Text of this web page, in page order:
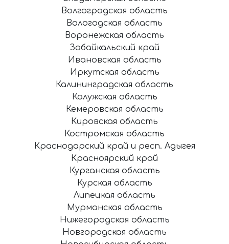
Волгоградская область
Вологодская область
Воронежская область
Забайкальский край
Ивановская область
Иркутская область
Калининградская область
Калужская область
Кемеровская область
Кировская область
Костромская область
Краснодарский край и респ. Адыгея
Красноярский край
Курганская область
Курская область
Липецкая область
Мурманская область
Нижегородская область
Новгородская область